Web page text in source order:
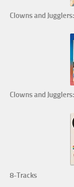
Clowns and
Clowns and
8-Tracks